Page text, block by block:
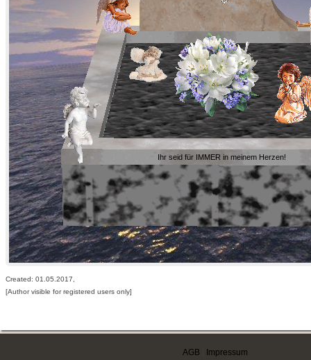
Ihr seid für IMMER in meinem Herzen!
Created: 01.05.2017,
[Author visible for registered users only]
AGB Impressum